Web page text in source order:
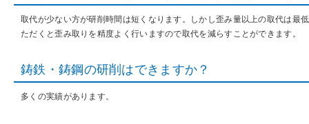
取代が少ない方が研削時間は短くなります。しかし歪み量以上の取代は最
ただくと歪み取りを精度よく行いますので取代を減らすことができます。
鋳鉄・鋳鋼の研削はできますか？
多くの実績があります。